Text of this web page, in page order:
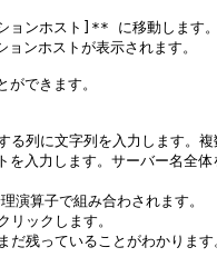
ホスト]** に移動します。
ホストが表示されます。
できます。
列に文字列を入力します。複
します。サーバー名全体
算子で組み合わされます。
ックします。
残っていることがわかりま